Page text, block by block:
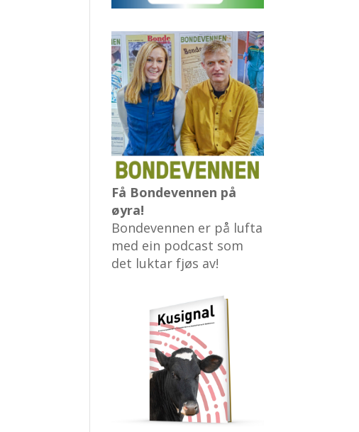
Få Bondevennen på
øyra!
Bondevennen er på lufta
med ein podcast som
det luktar fjøs av!